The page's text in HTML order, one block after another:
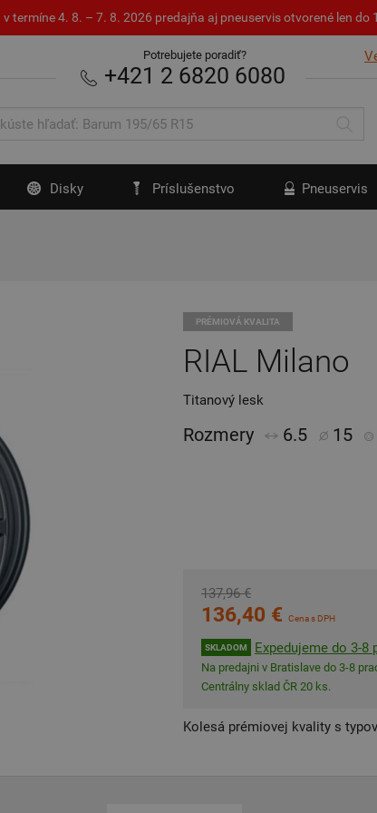
termíne 4. 8. – 7. 8. 2026 predajňa aj pneuservis otvorené len do
Potrebujete poradiť?
+421 2 6820 6080
Disky Príslušenstvo Pneuservis
PRÉMIOVÁ KVALITA
RIAL Milano
Titanový lesk
Rozmery 6.5 15
137,96 €
136,40 € Cena s DPH
SKLADOM Expedujeme do 3-8
Na predajni v Bratislave do 3-8
Centrálny sklad ČR 20 ks.
Kolesá prémiovej kvality s